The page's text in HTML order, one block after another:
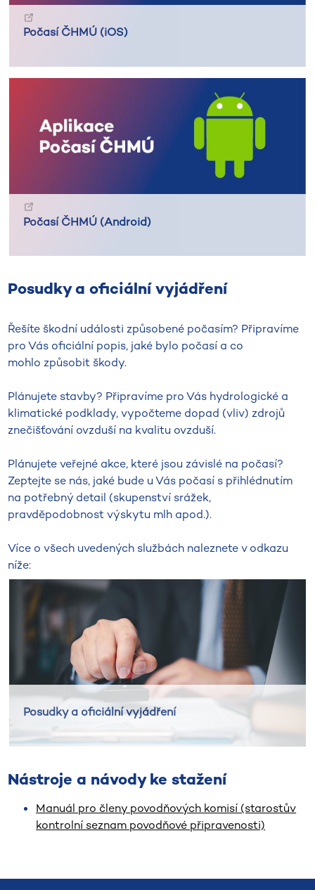
Počasí ČHMÚ (iOS)
Počasí ČHMÚ (Android)
Posudky a oficiální vyjádření
Řešíte škodní události způsobené počasím? Připravíme
pro Vás oficiální popis, jaké bylo počasí a co
mohlo způsobit škody.
Plánujete stavby? Připravíme pro Vás hydrologické a
klimatické podklady, vypočteme dopad (vliv) zdrojů
znečišťování ovzduší na kvalitu ovzduší.
Plánujete veřejné akce, které jsou závislé na počasí?
Zeptejte se nás, jaké bude u Vás počasí s přihlédnutím
na potřebný detail (skupenství srážek,
pravděpodobnost výskytu mlh apod.).
Více o všech uvedených službách naleznete v odkazu
níže:
Posudky a oficiální vyjádření
Nástroje a návody ke stažení
Manuál pro členy povodňových komisí (starostův
kontrolní seznam povodňové připravenosti)